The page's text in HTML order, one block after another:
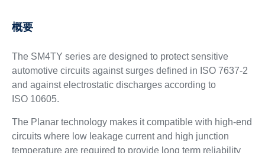
概要
The SM4TY series are designed to protect sensitive
automotive circuits against surges defined in ISO 7637-2
and against electrostatic discharges according to
ISO 10605.
The Planar technology makes it compatible with high-end
circuits where low leakage current and high junction
temperature are required to provide long term reliability